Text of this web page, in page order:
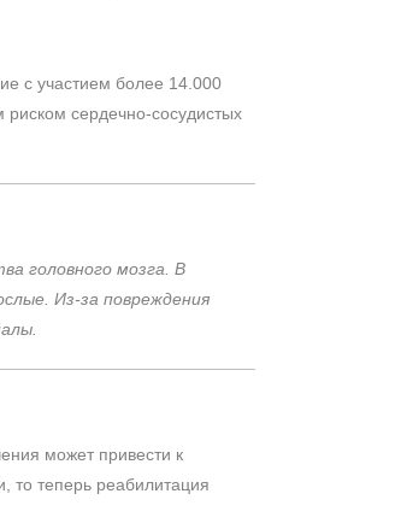
с участием более 14.000
риском сердечно-сосудистых
головного мозга. В
Из-за повреждения
может привести к
то теперь реабилитация